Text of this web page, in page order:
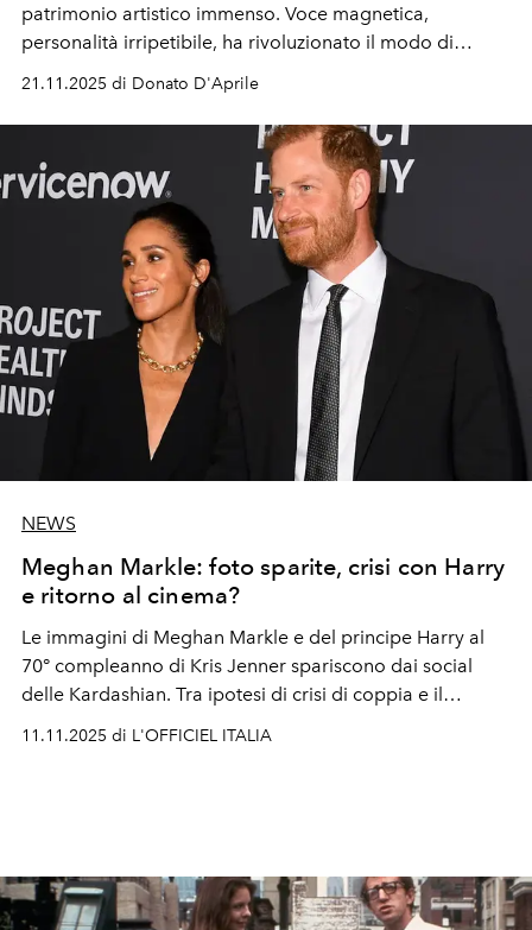
patrimonio artistico immenso. Voce magnetica,
personalità irripetibile, ha rivoluzionato il modo di
21.11.2025 di Donato D'Aprile
NEWS
Meghan Markle: foto sparite, crisi con Harry
e ritorno al cinema?
Le immagini di Meghan Markle e del principe Harry al
70° compleanno di Kris Jenner spariscono dai social
delle Kardashian. Tra ipotesi di crisi di coppia e il
11.11.2025 di L'OFFICIEL ITALIA